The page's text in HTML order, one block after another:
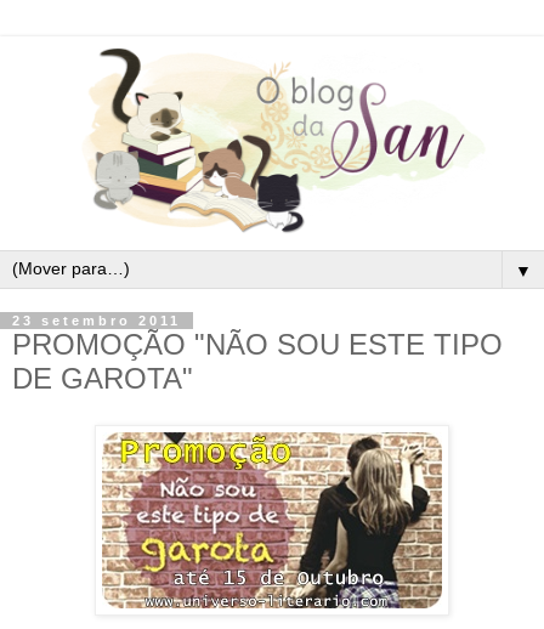
▼
23 setembro 2011
PROMOÇÃO "NÃO SOU ESTE TIPO
DE GAROTA"